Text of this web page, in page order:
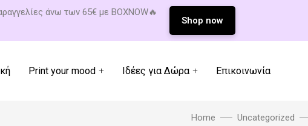
άνω των 65€ με BOXNOW🔥
Shop now
Print your mood Ιδέες για Δώρα Επικοινωνία
Home Uncategorized